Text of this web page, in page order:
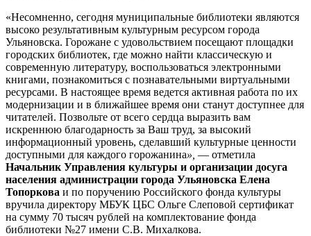
«Несомненно, сегодня муниципальные библиотеки являются
высоко результативным культурным ресурсом города
Ульяновска. Горожане с удовольствием посещают площадки
городских библиотек, где можно найти классическую и
современную литературу, воспользоваться электронными
книгами, познакомиться с познавательными виртуальными
ресурсами. В настоящее время ведется активная работа по их
модернизации и в ближайшее время они станут доступнее для
читателей. Позвольте от всего сердца выразить вам
искреннюю благодарность за Ваш труд, за высокий
информационный уровень, сделавший культурные ценности
доступными для каждого горожанина», — отметила
Начальник Управления культуры и организации досуга
населения администрации города Ульяновска Елена
Топоркова и по поручению Российского фонда культуры
вручила директору МБУК ЦБС Ольге Слеповой сертификат
на сумму 70 тысяч рублей на комплектование фонда
библиотеки №27 имени С.В. Михалкова.